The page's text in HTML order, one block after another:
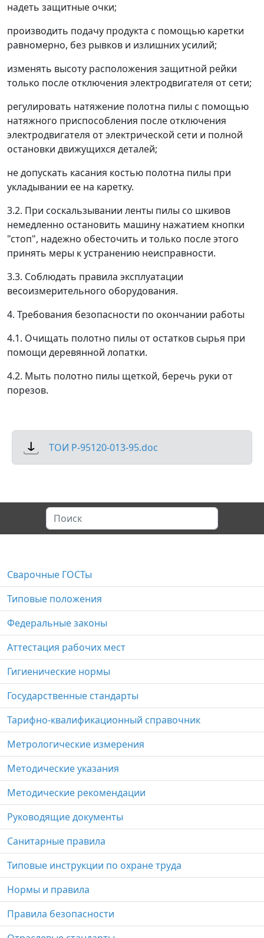
надеть защитные очки;
производить подачу продукта с помощью каретки
равномерно, без рывков и излишних усилий;
изменять высоту расположения защитной рейки
только после отключения электродвигателя от сети;
регулировать натяжение полотна пилы с помощью
натяжного приспособления после отключения
электродвигателя от электрической сети и полной
остановки движущихся деталей;
не допускать касания костью полотна пилы при
укладывании ее на каретку.
3.2. При соскальзывании ленты пилы со шкивов
немедленно остановить машину нажатием кнопки
"стоп", надежно обесточить и только после этого
принять меры к устранению неисправности.
3.3. Соблюдать правила эксплуатации
весоизмерительного оборудования.
4. Требования безопасности по окончании работы
4.1. Очищать полотно пилы от остатков сырья при
помощи деревянной лопатки.
4.2. Мыть полотно пилы щеткой, беречь руки от
порезов.
ТОИ Р-95120-013-95.doc
Сварочные ГОСТы
Типовые положения
Федеральные законы
Аттестация рабочих мест
Гигиенические нормы
Государственные стандарты
Тарифно-квалификационный справочник
Метрологические измерения
Методические указания
Методические рекомендации
Руководящие документы
Санитарные правила
Типовые инструкции по охране труда
Нормы и правила
Правила безопасности